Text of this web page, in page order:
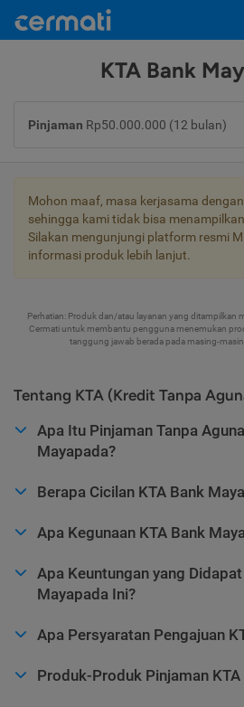
KTA Bank
Pinjaman Rp50.000.000 (12 bulan)
Mohon maaf, masa kerjasama
sehingga kami tidak bisa
Silakan mengunjungi platform resmi
informasi produk lebih lanjut.
Perhatian: Produk dan/atau layanan yang ditampilkan
Cermati untuk membantu pengguna menemukan
tanggung jawab berada pada masing-
Tentang KTA (Kredit Tanpa
Apa Itu Pinjaman Tanpa
Mayapada?
Berapa Cicilan KTA Bank
Apa Kegunaan KTA Bank
Apa Keuntungan yang
Mayapada Ini?
Apa Persyaratan Pengajuan
Produk-Produk Pinjaman KTA